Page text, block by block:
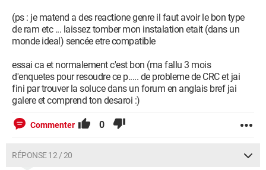
(ps : je matend a des reactione genre il faut avoir le bon type
de ram etc ... laissez tomber mon instalation etait (dans un
monde ideal) sencée etre compatible
essai ca et normalement c'est bon (ma fallu 3 mois
d'enquetes pour resoudre ce p..... de probleme de CRC et jai
fini par trouver la soluce dans un forum en anglais bref jai
galere et comprend ton desaroi :)
Commenter 0
RÉPONSE 12 / 20